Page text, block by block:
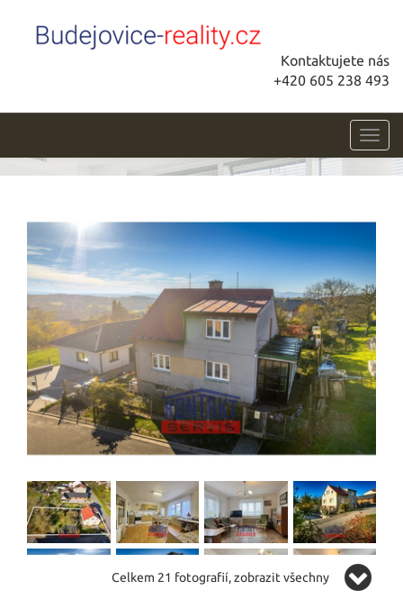
Kontaktujete nás
+420 605 238 493
Celkem 21 fotografií, zobrazit všechny